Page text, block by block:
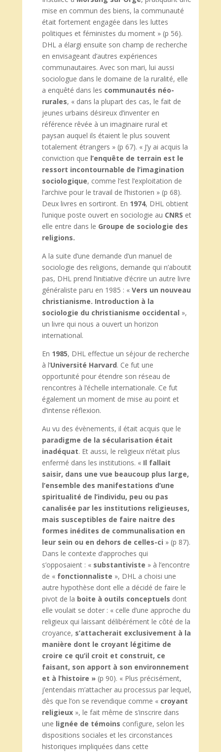
mise en commun des biens, la communauté
était fortement engagée dans les luttes
politiques et féministes du moment » (p 56).
DHL a élargi ensuite son champ de recherche
en envisageant d’autres expériences
communautaires. Avec son mari, lui aussi
sociologue dans le domaine de la ruralité, elle
a enquêté dans les communautés néo-
rurales, « dans la plupart des cas, le fait de
jeunes urbains désireux d’inventer en
référence rêvée à un imaginaire rural et
paysan auquel ils étaient le plus souvent
totalement étrangers » (p 67). « J’y ai acquis la
conviction que l’enquête de terrain est le
ressort incontournable de l’imagination
sociologique, comme l’est l’exploitation de
l’archive pour le travail de l’historien » (p 68).
Deux livres en sortiront. En 1974, DHL obtient
l’unique poste ouvert en sociologie au CNRS et
elle entre dans le Groupe de sociologie des
religions.
A la suite d’une demande d’un manuel de
sociologie des religions, demande qui n’aboutit
pas, DHL prend l’initiative d’écrire un autre livre
généraliste paru en 1985 : « Vers un nouveau
christianisme. Introduction à la
sociologie du christianisme occidental »,
un livre qui nous a ouvert un horizon
international.
En 1985, DHL effectue un séjour de recherche
à l’Université Harvard. Ce fut une
opportunité pour étendre son réseau de
rencontres à l’échelle internationale. Ce fut
également un moment de mise au point et
d’intense réflexion.
Au vu des évènements, il était acquis que le
paradigme de la sécularisation était
inadéquat. Et aussi, le religieux n’était plus
enfermé dans les institutions. « Il fallait
saisir, dans une vue beaucoup plus large,
l’ensemble des manifestations d’une
spiritualité de l’individu, peu ou pas
canalisée par les institutions religieuses,
mais susceptibles de faire naitre des
formes inédites de communalisation en
leur sein ou en dehors de celles-ci » (p 87).
Dans le contexte d’approches qui
s’opposaient : « substantiviste » à l’encontre
de « fonctionnaliste », DHL a choisi une
autre hypothèse dont elle a décidé de faire le
pivot de la boite à outils conceptuels dont
elle voulait se doter : « celle d’une approche du
religieux qui laissant délibérément le côté de la
croyance, s’attacherait exclusivement à la
manière dont le croyant légitime de
croire ce qu’il croit et construit, ce
faisant, son apport à son environnement
et à l’histoire »(p 90). « Plus précisément,
j’entendais m’attacher au processus par lequel,
dès que l’on se revendique comme « croyant
religieux», le fait même de s’inscrire dans
une lignée de témoins configure, selon les
dispositions sociales et les circonstances
historiques impliquées dans cette